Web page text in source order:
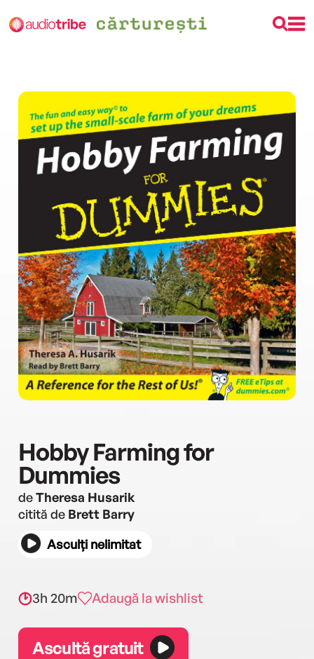
Hobby Farming for
Dummies
deTheresa Husarik
citită de Brett Barry
Asculți nelimitat
3h 20m Adaugă la wishlist
Ascultă gratuit